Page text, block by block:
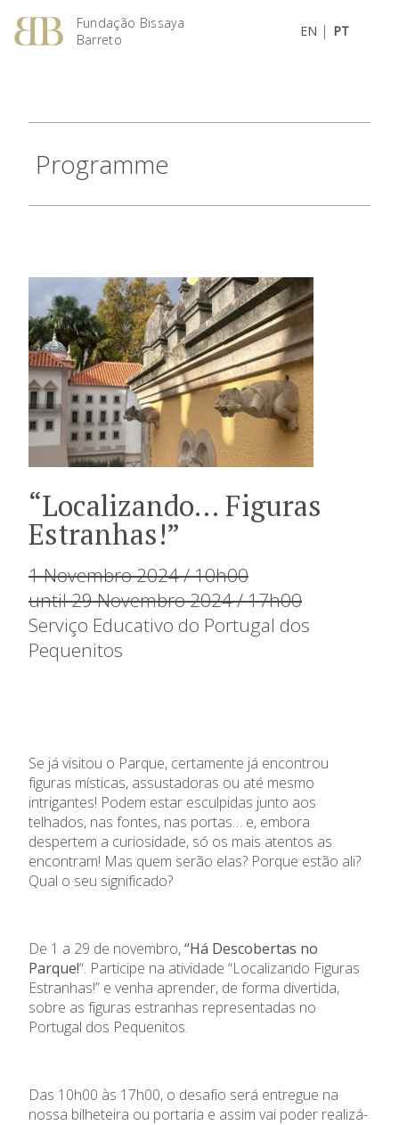
Fundação Bissaya
Barreto
EN | PT
Programme
“Localizando… Figuras
Estranhas!”
1 Novembro 2024 / 10h00
until 29 Novembro 2024 / 17h00
Serviço Educativo do Portugal dos
Pequenitos
Se já visitou o Parque, certamente já encontrou
figuras místicas, assustadoras ou até mesmo
intrigantes! Podem estar esculpidas junto aos
telhados, nas fontes, nas portas… e, embora
despertem a curiosidade, só os mais atentos as
encontram! Mas quem serão elas? Porque estão ali?
Qual o seu significado?
De 1 a 29 de novembro,“Há Descobertas no
Parque!“. Participe na atividade “Localizando Figuras
Estranhas!” e venha aprender, de forma divertida,
sobre as figuras estranhas representadas no
Portugal dos Pequenitos.
Das 10h00 às 17h00, o desafio será entregue na
nossa bilheteira ou portaria e assim vai poder realizá-